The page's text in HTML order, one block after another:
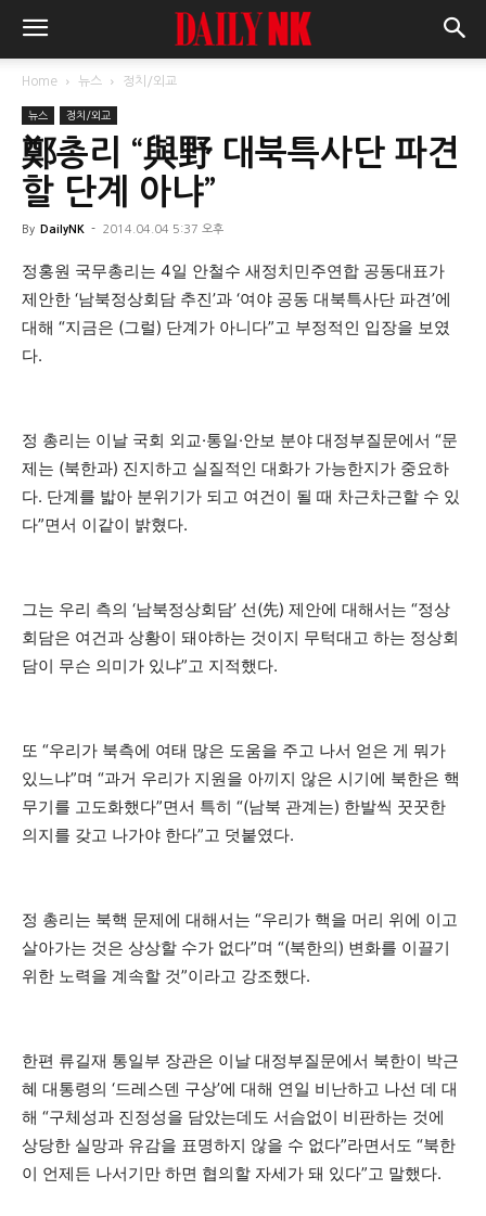
Home 뉴스 정치/외교
뉴스 정치/외교
鄭총리 “與野 대북특사단 파견
할 단계 아냐”
By DailyNK - 2014.04.04 5:37 오후
정홍원 국무총리는 4일 안철수 새정치민주연합 공동대표가
제안한 ‘남북정상회담 추진’과 ‘여야 공동 대북특사단 파견’에
대해 “지금은 (그럴) 단계가 아니다”고 부정적인 입장을 보였
다.
정 총리는 이날 국회 외교·통일·안보 분야 대정부질문에서 “문
제는 (북한과) 진지하고 실질적인 대화가 가능한지가 중요하
다. 단계를 밟아 분위기가 되고 여건이 될 때 차근차근할 수 있
다”면서 이같이 밝혔다.
그는 우리 측의 ‘남북정상회담’ 선(先) 제안에 대해서는 “정상
회담은 여건과 상황이 돼야하는 것이지 무턱대고 하는 정상회
담이 무슨 의미가 있냐”고 지적했다.
또 “우리가 북측에 여태 많은 도움을 주고 나서 얻은 게 뭐가
있느냐”며 “과거 우리가 지원을 아끼지 않은 시기에 북한은 핵
무기를 고도화했다”면서 특히 “(남북 관계는) 한발씩 꿋꿋한
의지를 갖고 나가야 한다”고 덧붙였다.
정 총리는 북핵 문제에 대해서는 “우리가 핵을 머리 위에 이고
살아가는 것은 상상할 수가 없다”며 “(북한의) 변화를 이끌기
위한 노력을 계속할 것”이라고 강조했다.
한편 류길재 통일부 장관은 이날 대정부질문에서 북한이 박근
혜 대통령의 ‘드레스덴 구상’에 대해 연일 비난하고 나선 데 대
해 “구체성과 진정성을 담았는데도 서슴없이 비판하는 것에
상당한 실망과 유감을 표명하지 않을 수 없다”라면서도 “북한
이 언제든 나서기만 하면 협의할 자세가 돼 있다”고 말했다.